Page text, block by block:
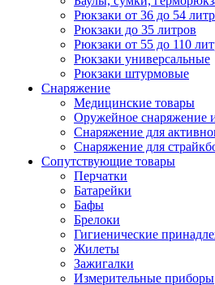
Рюкзаки от 36 до 54
Рюкзаки до 35 литров
Рюкзаки от 55 до 110
Рюкзаки универсальные
Рюкзаки штурмовые
Снаряжение
Медицинские товары
Оружейное снаряжение
Снаряжение для
Снаряжение для
Сопутствующие товары
Перчатки
Батарейки
Бафы
Брелоки
Гигиенические
Жилеты
Зажигалки
Измерительные приборы